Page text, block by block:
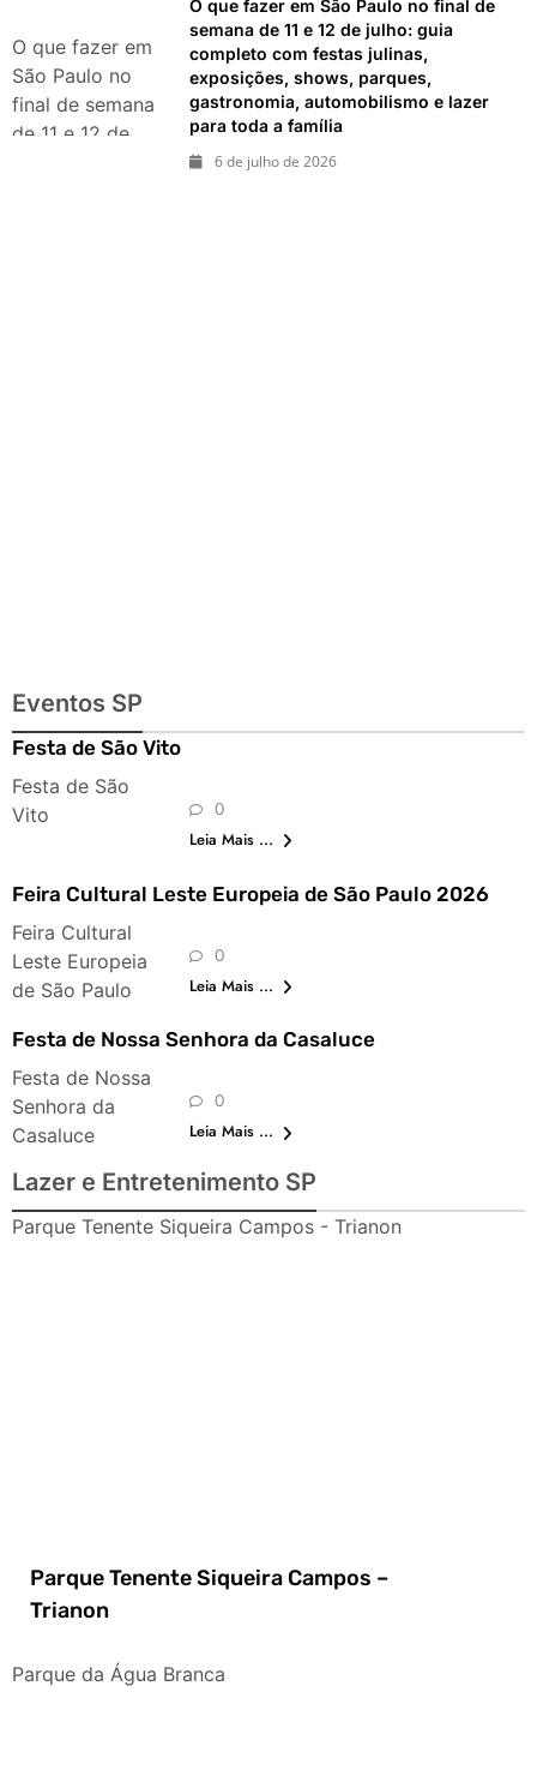
exposições e
passeios
imperdíveis
O que fazer em
São Paulo no
final de semana
de 11 e 12 de
O que fazer em São Paulo no final de
semana de 11 e 12 de julho: guia
completo com festas julinas,
exposições, shows, parques,
gastronomia, automobilismo e lazer
para toda a família
6 de julho de 2026
Eventos SP
Festa de São Vito
Festa de São
Vito
0
Leia Mais ...
Feira Cultural Leste Europeia de São Paulo 2026
Feira Cultural
Leste Europeia
de São Paulo
0
Leia Mais ...
Festa de Nossa Senhora da Casaluce
Festa de Nossa
Senhora da
Casaluce
0
Leia Mais ...
Lazer e Entretenimento SP
Parque Tenente Siqueira Campos - Trianon
Parque Tenente Siqueira Campos –
Trianon
Parque da Água Branca